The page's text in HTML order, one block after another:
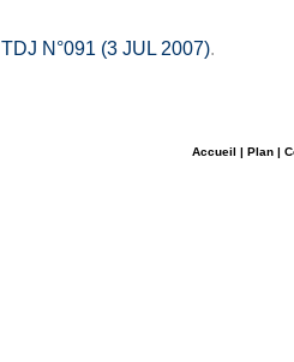
TDJ N°091 (3 JUL 2007).
Accueil | Plan|